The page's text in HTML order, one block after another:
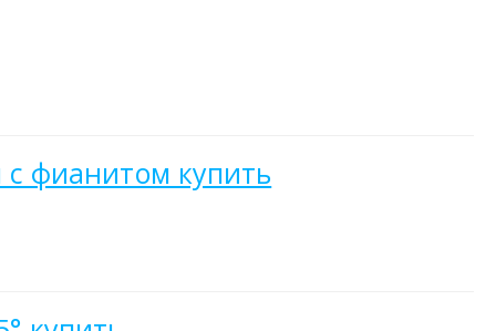
с фианитом купить